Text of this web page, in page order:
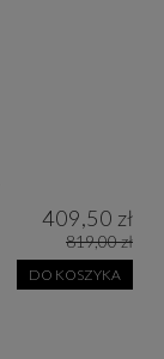
409,50 zł
819,00 zł
DO KOSZYKA